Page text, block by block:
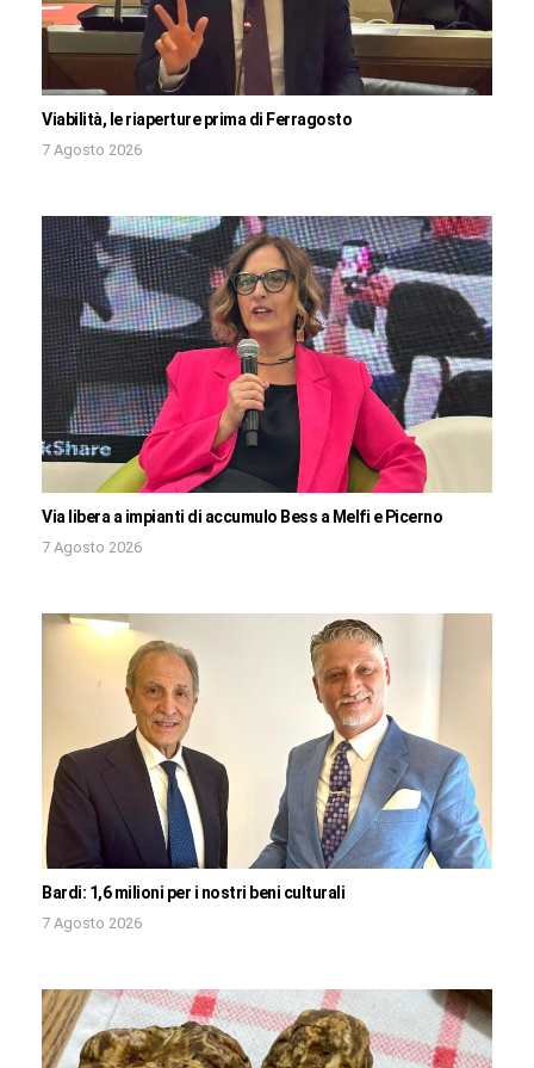
Viabilità, le riaperture prima di Ferragosto
7 Agosto 2026
Via libera a impianti di accumulo Bess a Melfi e Picerno
7 Agosto 2026
Bardi: 1,6 milioni per i nostri beni culturali
7 Agosto 2026